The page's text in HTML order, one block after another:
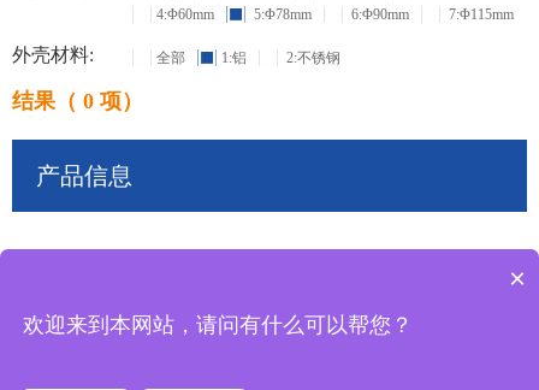
4:Φ60mm
5:Φ78mm 6:Φ90mm 7:Φ115mm
外壳材料: 全部 1:铝 2:不锈钢
结果（ 0 项）
产品信息
×
欢迎来到本网站，请问有什么可以帮您？